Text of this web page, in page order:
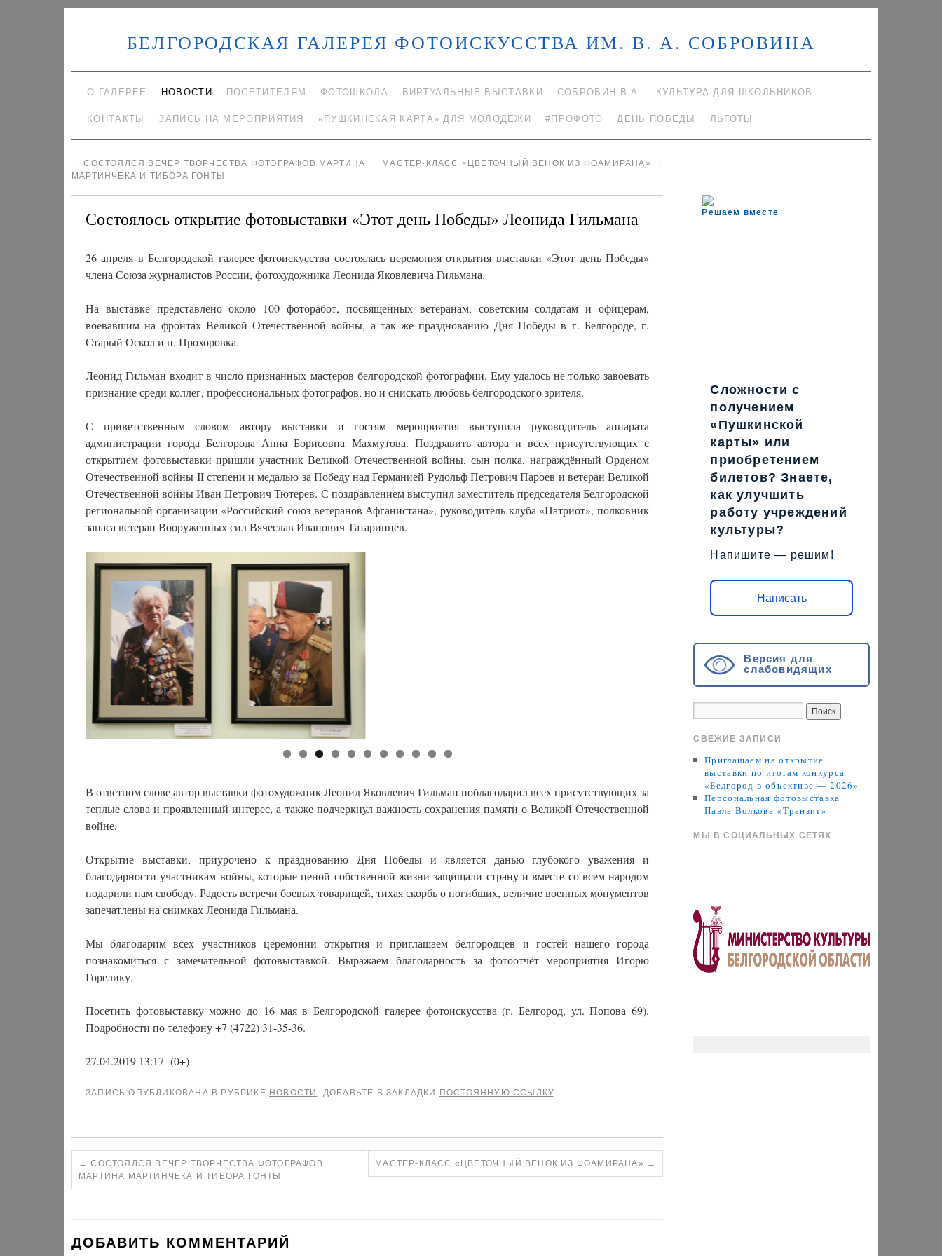
БЕЛГОРОДСКАЯ ГАЛЕРЕЯ ФОТОИСКУССТВА ИМ. В. А. СОБРОВИНА
О ГАЛЕРЕЕ НОВОСТИ ПОСЕТИТЕЛЯМ ФОТОШКОЛА ВИРТУАЛЬНЫЕ ВЫСТАВКИ СОБРОВИН В.А. КУЛЬТУРА ДЛЯ ШКОЛЬНИКОВ
КОНТАКТЫ ЗАПИСЬ НА МЕРОПРИЯТИЯ «ПУШКИНСКАЯ КАРТА» ДЛЯ МОЛОДЕЖИ #ПРОФОТО ДЕНЬ ПОБЕДЫ ЛЬГОТЫ
← СОСТОЯЛСЯ ВЕЧЕР ТВОРЧЕСТВА ФОТОГРАФОВ МАРТИНА
МАРТИНЧЕКА И ТИБОРА ГОНТЫ
МАСТЕР-КЛАСС «ЦВЕТОЧНЫЙ ВЕНОК ИЗ ФОАМИРАНА» →
Состоялось открытие фотовыставки «Этот день Победы» Леонида Гильмана
26 апреля в Белгородской галерее фотоискусства состоялась церемония открытия выставки «Этот день Победы»
члена Союза журналистов России, фотохудожника Леонида Яковлевича Гильмана.
На выставке представлено около 100 фоторабот, посвященных ветеранам, советским солдатам и офицерам,
воевавшим на фронтах Великой Отечественной войны, а так же празднованию Дня Победы в г. Белгороде, г.
Старый Оскол и п. Прохоровка.
Леонид Гильман входит в число признанных мастеров белгородской фотографии. Ему удалось не только завоевать
признание среди коллег, профессиональных фотографов, но и снискать любовь белгородского зрителя.
С приветственным словом автору выставки и гостям мероприятия выступила руководитель аппарата
администрации города Белгорода Анна Борисовна Махмутова. Поздравить автора и всех присутствующих с
открытием фотовыставки пришли участник Великой Отечественной войны, сын полка, награждённый Орденом
Отечественной войны II степени и медалью за Победу над Германией Рудольф Петрович Пароев и ветеран Великой
Отечественной войны Иван Петрович Тютерев. С поздравлением выступил заместитель председателя Белгородской
региональной организации «Российский союз ветеранов Афганистана», руководитель клуба «Патриот», полковник
запаса ветеран Вооруженных сил Вячеслав Иванович Татаринцев.
В ответном слове автор выставки фотохудожник Леонид Яковлевич Гильман поблагодарил всех присутствующих за
теплые слова и проявленный интерес, а также подчеркнул важность сохранения памяти о Великой Отечественной
войне.
Открытие выставки, приурочено к празднованию Дня Победы и является данью глубокого уважения и
благодарности участникам войны, которые ценой собственной жизни защищали страну и вместе со всем народом
подарили нам свободу. Радость встречи боевых товарищей, тихая скорбь о погибших, величие военных монументов
запечатлены на снимках Леонида Гильмана.
Мы благодарим всех участников церемонии открытия и приглашаем белгородцев и гостей нашего города
познакомиться с замечательной фотовыставкой. Выражаем благодарность за фотоотчёт мероприятия Игорю
Горелику.
Посетить фотовыставку можно до 16 мая в Белгородской галерее фотоискусства (г. Белгород, ул. Попова 69).
Подробности по телефону +7 (4722) 31-35-36.
27.04.2019 13:17 (0+)
ЗАПИСЬ ОПУБЛИКОВАНА В РУБРИКЕ НОВОСТИ . ДОБАВЬТЕ В ЗАКЛАДКИ ПОСТОЯННУЮ ССЫЛКУ.
← СОСТОЯЛСЯ ВЕЧЕР ТВОРЧЕСТВА ФОТОГРАФОВ
МАРТИНА МАРТИНЧЕКА И ТИБОРА ГОНТЫ
МАСТЕР-КЛАСС «ЦВЕТОЧНЫЙ ВЕНОК ИЗ ФОАМИРАНА» →
ДОБАВИТЬ КОММЕНТАРИЙ
Решаем вместе
Сложности с
получением
«Пушкинской
карты» или
приобретением
билетов? Знаете,
как улучшить
работу учреждений
культуры?
Напишите — решим!
Написать
Версия для
слабовидящих
СВЕЖИЕ ЗАПИСИ
Приглашаем на открытие
выставки по итогам конкурса
«Белгород в объективе — 2026»
Персональная фотовыставка
Павла Волкова «Транзит»
МЫ В СОЦИАЛЬНЫХ СЕТЯХ